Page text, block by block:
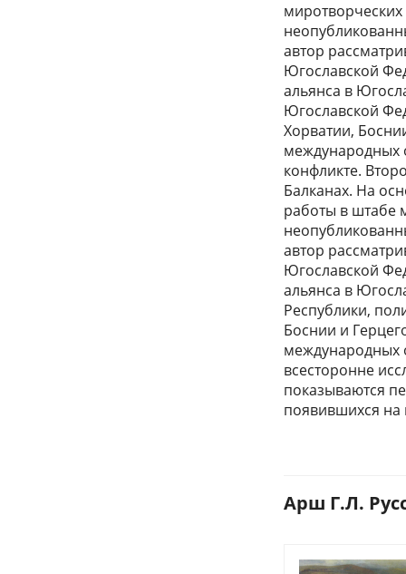
автор
Югославской
альянса в
Югославской
Хорватии,
международных
конфликте.
Балканах. На
работы в штабе
автор
Югославской
альянса в
Республики,
Боснии и
международных
всесторонне
показываются
появившихся на
Арш Г.Л.